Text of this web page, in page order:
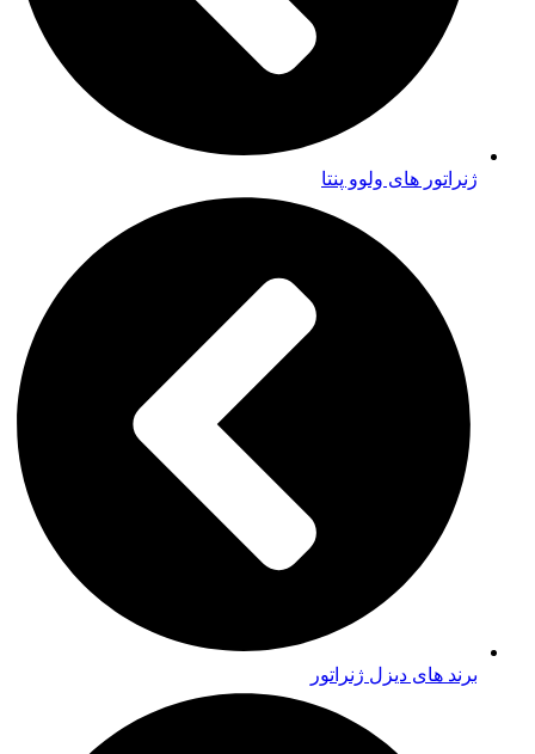
ژنراتور های ولوو پنتا
برند های دیزل ژنراتور